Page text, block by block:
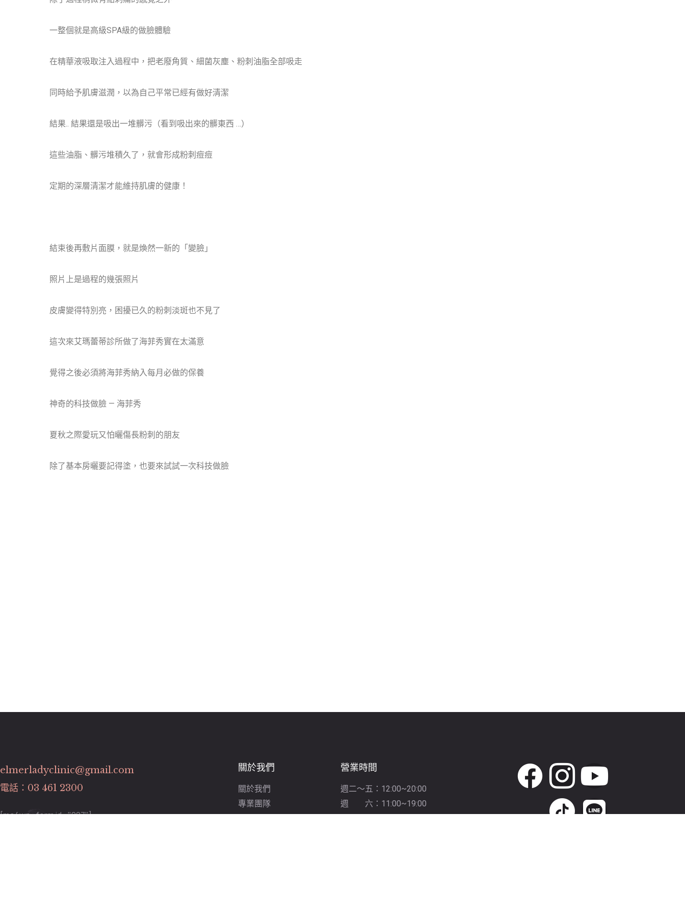
一整個就是高級SPA級的做臉體驗
在精華液吸取注入過程中，把老廢角質、細菌灰塵、粉刺油脂全部吸走
同時給予肌膚滋潤，以為自己平常已經有做好清潔
結果.. 結果還是吸出一堆髒污（看到吸出來的髒東西 …）
這些油脂、髒污堆積久了，就會形成粉刺痘痘
定期的深層清潔才能維持肌膚的健康！
結束後再敷片面膜，就是煥然一新的「變臉」
照片上是過程的幾張照片
皮膚變得特別亮，困擾已久的粉刺淡斑也不見了
這次來艾瑪蕾蒂診所做了海菲秀實在太滿意
覺得之後必須將海菲秀納入每月必做的保養
神奇的科技做臉 — 海菲秀
夏秋之際愛玩又怕曬傷長粉刺的朋友
除了基本房曬要記得塗，也要來試試一次科技做臉
elmerladyclinic@gmail.com
電話：03 461 2300
[mc4wp_form id="227"]
關於我們
關於我們
專業團隊
營業時間
週二～五：12:00~20:00
週 六：11:00~19:00